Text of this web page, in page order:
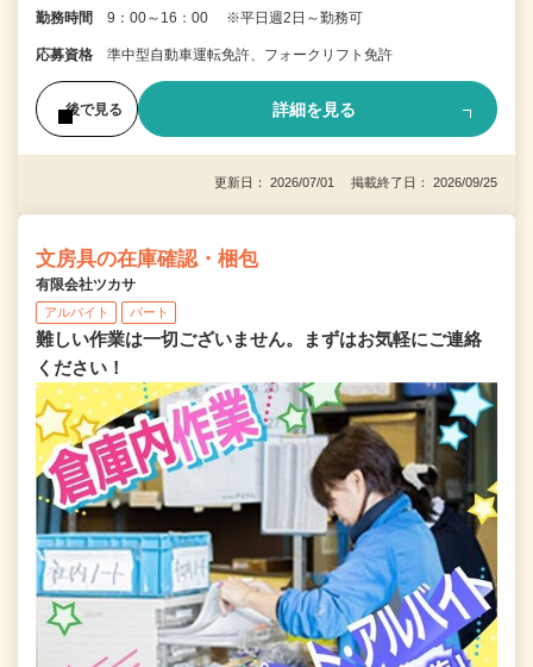
勤務時間 9：00～16：00 ※平日週2日～勤務可
応募資格 準中型自動車運転免許、フォークリフト免許
後で見る 詳細を見る
更新日： 2026/07/01 掲載終了日： 2026/09/25
文房具の在庫確認・梱包
有限会社ツカサ
アルバイト パート
難しい作業は一切ございません。まずはお気軽にご連絡
ください！